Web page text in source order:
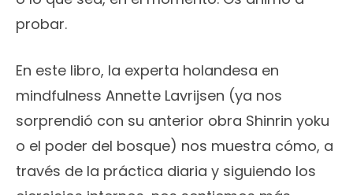
probar.
En este libro, la experta holandesa en
mindfulness Annette Lavrijsen (ya nos
sorprendió con su anterior obra Shinrin yoku
o el poder del bosque) nos muestra cómo, a
través de la práctica diaria y siguiendo los